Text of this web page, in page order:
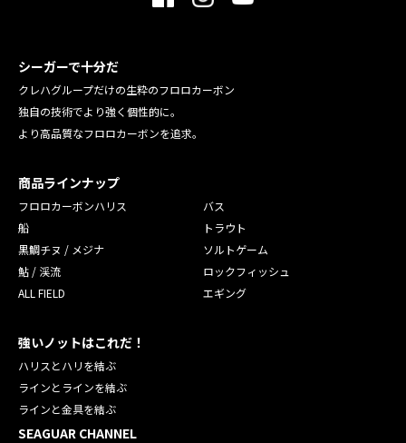
シーガーで十分だ
クレハグループだけの生粋のフロロカーボン
独自の技術でより強く個性的に。
より高品質なフロロカーボンを追求。
商品ラインナップ
フロロカーボンハリス
船
黒鯛チヌ / メジナ
鮎 / 渓流
ALL FIELD
バス
トラウト
ソルトゲーム
ロックフィッシュ
エギング
強いノットはこれだ！
ハリスとハリを結ぶ
ラインとラインを結ぶ
ラインと金具を結ぶ
SEAGUAR CHANNEL